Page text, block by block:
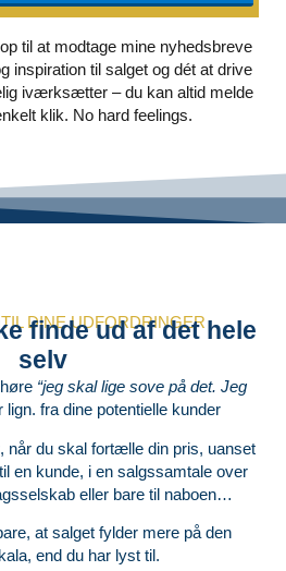
til at modtage mine nyhedsbreve
inspiration til salget og dét at drive
iværksætter – du kan altid melde
klik. No hard feelings.
DINE UDFORDRINGER
finde ud af det hele
selv
“jeg skal lige sove på det. Jeg
lign. fra dine potentielle kunder
, når du skal fortælle din pris, uanset
en kunde, i en salgssamtale over
eller bare til naboen…
at salget fylder mere på den
end du har lyst til.